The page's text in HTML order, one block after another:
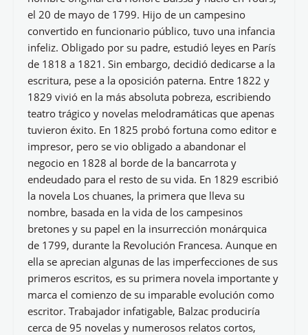
el 20 de mayo de 1799. Hijo de un campesino
convertido en funcionario público, tuvo una infancia
infeliz. Obligado por su padre, estudió leyes en París
de 1818 a 1821. Sin embargo, decidió dedicarse a la
escritura, pese a la oposición paterna. Entre 1822 y
1829 vivió en la más absoluta pobreza, escribiendo
teatro trágico y novelas melodramáticas que apenas
tuvieron éxito. En 1825 probó fortuna como editor e
impresor, pero se vio obligado a abandonar el
negocio en 1828 al borde de la bancarrota y
endeudado para el resto de su vida. En 1829 escribió
la novela Los chuanes, la primera que lleva su
nombre, basada en la vida de los campesinos
bretones y su papel en la insurrección monárquica
de 1799, durante la Revolución Francesa. Aunque en
ella se aprecian algunas de las imperfecciones de sus
primeros escritos, es su primera novela importante y
marca el comienzo de su imparable evolución como
escritor. Trabajador infatigable, Balzac produciría
cerca de 95 novelas y numerosos relatos cortos,